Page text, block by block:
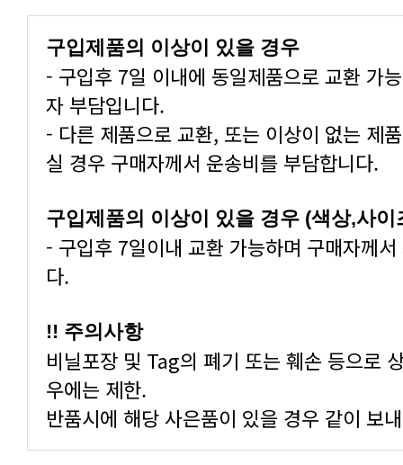
구입제품의 이상이 있을 경우
자 부담입니다.
실 경우 구매자께서 운송비를 부담합니다.
구입제품의 이상이 있을 경우 (색상,사
다.
!! 주의사항
우에는 제한.
반품시에 해당 사은품이 있을 경우 같이 보